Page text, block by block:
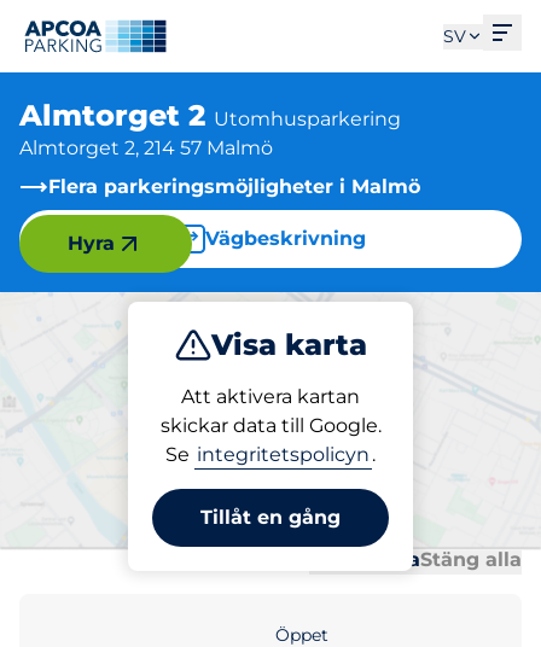
SV
Almtorget 2 Utomhusparkering
Almtorget 2, 214 57 Malmö
Flera parkeringsmöjligheter i Malmö
Vägbeskrivning
Visa karta
Att aktivera kartan
skickar data till Google.
Se integritetspolicyn .
Tillåt en gång
Hyra
Parkera
Parkering på plats
Almtorget 2
Öppna allaStäng alla
Öppet